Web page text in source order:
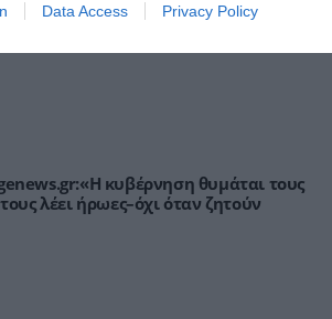
Data Access Privacy Policy
κυβέρνηση θυμάται τους
λέει ήρωες–όχι όταν ζητούν